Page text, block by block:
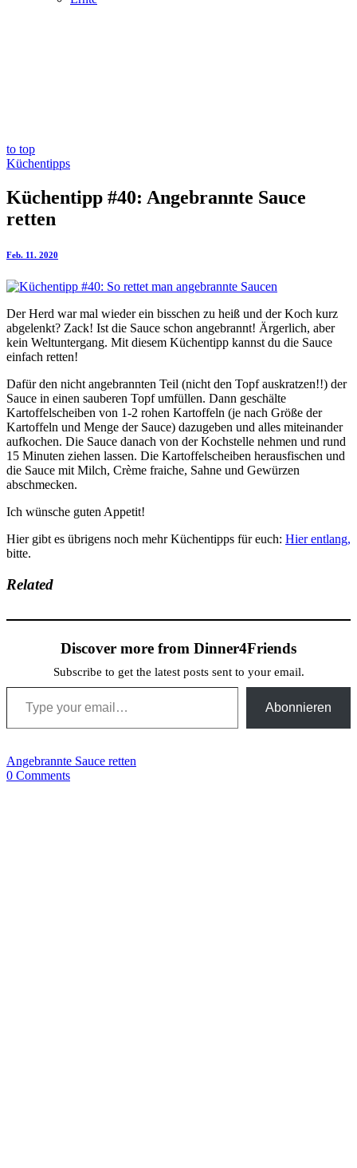
to top
Küchentipps
Küchentipp #40: Angebrannte Sauce
retten
Feb. 11. 2020
Der Herd war mal wieder ein bisschen zu heiß und der Koch kurz
abgelenkt? Zack! Ist die Sauce schon angebrannt! Ärgerlich, aber
kein Weltuntergang. Mit diesem Küchentipp kannst du die Sauce
einfach retten!
Dafür den nicht angebrannten Teil (nicht den Topf auskratzen!!) der
Sauce in einen sauberen Topf umfüllen. Dann geschälte
Kartoffelscheiben von 1-2 rohen Kartoffeln (je nach Größe der
Kartoffeln und Menge der Sauce) dazugeben und alles miteinander
aufkochen. Die Sauce danach von der Kochstelle nehmen und rund
15 Minuten ziehen lassen. Die Kartoffelscheiben herausfischen und
die Sauce mit Milch, Crème fraiche, Sahne und Gewürzen
abschmecken.
Ich wünsche guten Appetit!
Hier gibt es übrigens noch mehr Küchentipps für euch: Hier entlang,
bitte.
Related
Discover more from Dinner4Friends
Subscribe to get the latest posts sent to your email.
Type your email…
Abonnieren
Angebrannte Sauce retten
0 Comments